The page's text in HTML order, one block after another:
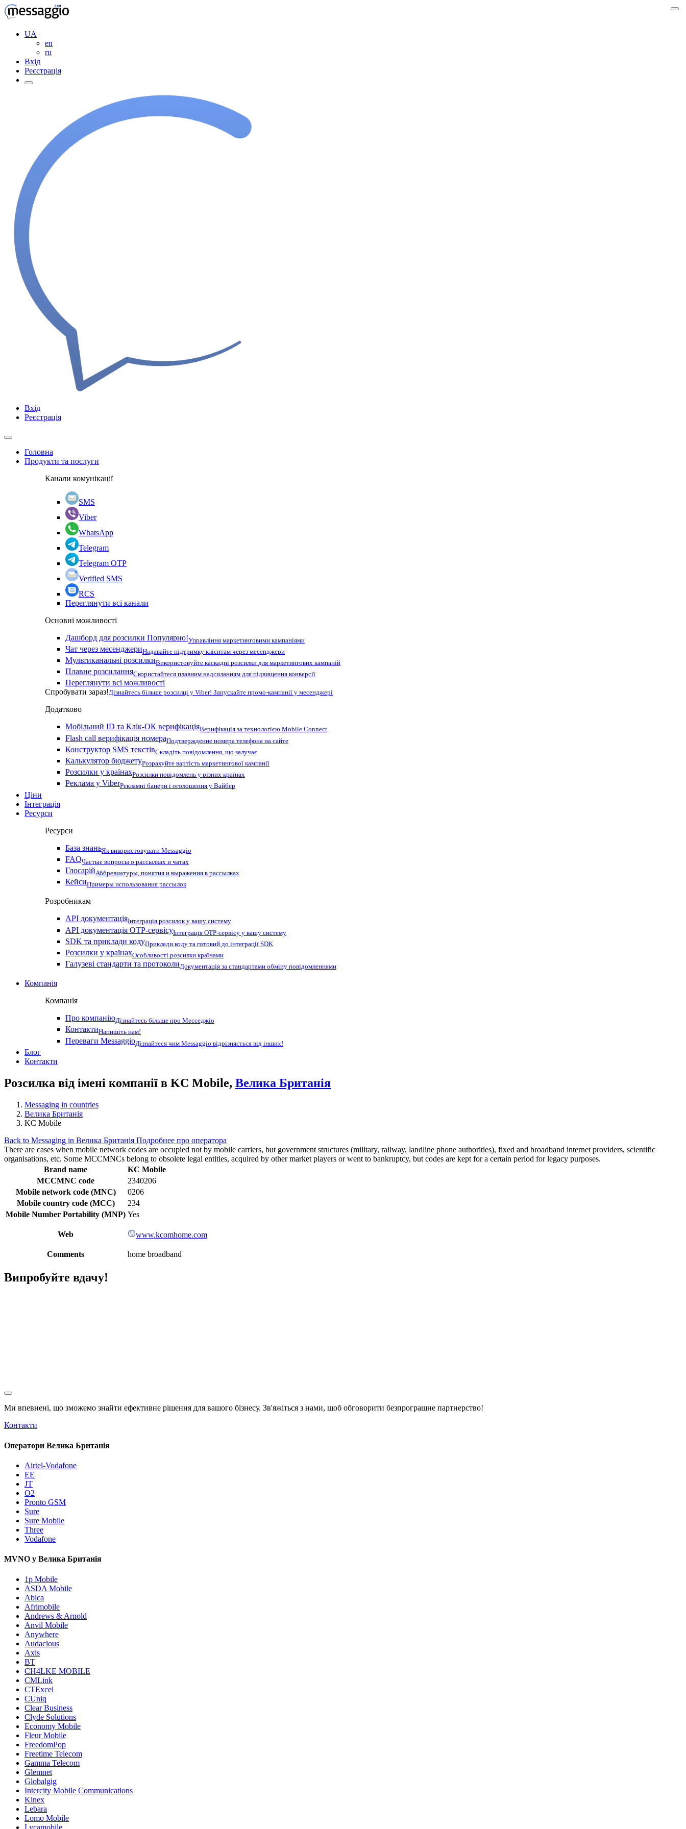
UA
en
ru
Вхід
Реєстрація
Вхід
Реєстрація
Головна
Продукти та послуги
Канали комунікації
SMS
Viber
WhatsApp
Telegram
Telegram OTP
Verified SMS
RCS
Переглянути всі канали
Основні можливості
Дашборд для розсилки Популярно!Управління маркетинговими кампаніями
Чат через месенджериНадавайте підтримку клієнтам через месенджери
Мультиканальні розсилкиВикористовуйте каскадні розсилки для маркетингових кампаній
Плавне розсиланняСкористайтеся плавним надсиланням для підвищення конверсії
Переглянути всі можливості
Спробувати зараз!Дізнайтесь більше розсилці у Viber! Запускайте промо-кампанії у месенджері
Додатково
Мобільний ID та Клік-ОК верифікаціяВерифікація за технологією Mobile Connect
Flash call верифікація номераПодтверждение номера телефона на сайте
Конструктор SMS текстівСкладіть повідомлення, що залучає
Калькулятор бюджетуРозрахуйте вартість маркетингової кампанії
Розсилки у країнахРозсилки повідомлень у різних країнах
Реклама у ViberРекламні банери і оголошення у Вайбер
Ціни
Інтеграція
Ресурси
Ресурси
База знаньЯк використовувати Messaggio
FAQЧастые вопросы о рассылках и чатах
ГлосарійАббревиатуры, понятия и выражения в рассылках
КейсиПримеры использования рассылок
Розробникам
API документаціяІнтеграція розсилок у вашу систему
API документація OTP-сервісуІнтеграція OTP-сервісу у вашу систему
SDK та приклади кодуПриклади коду та готовий до інтеграції SDK
Розсилки у країнахОсобливості розсилки країнами
Галузеві стандарти та протоколиДокументація за стандартами обміну повідомленнями
Компанія
Компанія
Про компаніюДізнайтесь більше про Месседжіо
КонтактиНапишіть нам!
Переваги MessaggioДізнайтеся чим Messaggio відрізняється від інших!
Блог
Контакти
Розсилка від імені компанії в KC Mobile, Велика Британія
Messaging in countries
Велика Британія
KC Mobile
Back to Messaging in Велика Британія Подробнее про оператора
There are cases when mobile network codes are occupied not by mobile carriers, but government structures (military, railway, landline phone authorities), fixed and broadband internet providers, scientific
organisations, etc. Some MCCMNCs belong to obsolete legal entities, acquired by other market players or went to bankruptcy, but codes are kept for a certain period for legacy purposes.
Brand name
KC Mobile
MCCMNC code
2340206
Mobile network code (MNC)
0206
Mobile country code (MCC)
234
Mobile Number Portability (MNP) Yes
Web www.kcomhome.com
Comments home broadband
Випробуйте вдачу!
Ми впевнені, що зможемо знайти ефективне рішення для вашого бізнесу. Зв'яжіться з нами, щоб обговорити безпрограшне партнерство!
Контакти
Оператори Велика Британія
Airtel-Vodafone
EE
JT
O2
Pronto GSM
Sure
Sure Mobile
Three
Vodafone
MVNO у Велика Британія
1p Mobile
ASDA Mobile
Abica
Afrimobile
Andrews & Arnold
Anvil Mobile
Anywhere
Audacious
Axis
BT
CH4LKE MOBILE
CMLink
CTExcel
CUniq
Clear Business
Clyde Solutions
Economy Mobile
Fleur Mobile
FreedomPop
Freetime Telecom
Gamma Telecom
Glemnet
Globalgig
Intercity Mobile Communications
Kinex
Lebara
Lomo Mobile
Lycamobile